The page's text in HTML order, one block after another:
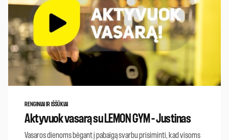
RENGINIAI IR IŠŠŪKIAI
Aktyvuok vasarą su LEMON GYM – Justinas
Vasaros dienoms bėgant į pabaigą svarbu prisiminti, kad visoms